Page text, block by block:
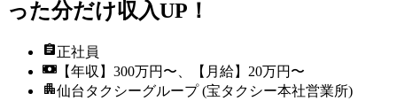
った分だけ収入UP！
正社員
【年収】300万円〜、【月給】20万円〜
仙台タクシーグループ (宝タクシー本社営業所)